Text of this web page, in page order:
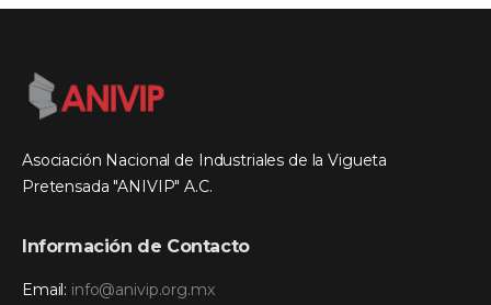
Asociación Nacional de Industriales de la Vigueta
Pretensada "ANIVIP" A.C.
Información de Contacto
Email: info@anivip.org.mx